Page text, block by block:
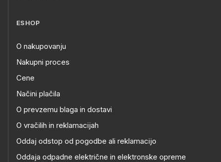
ESHOP
O nakupovanju
Nakupni proces
Cene
Načini plačila
O prevzemu blaga in dostavi
O vračilih in reklamacijah
Oddaj odstop od pogodbe ali reklamacijo
Oddaja odpadne električne in elektronske opreme